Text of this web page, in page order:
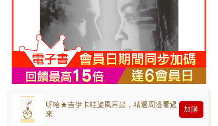
呀哈★吉伊卡哇旋風再起，精選周邊看過
來
加購